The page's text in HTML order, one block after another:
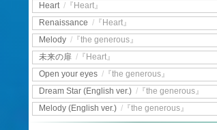
Heart / 『Heart』
Renaissance / 『Heart』
Melody / 『the generous』
未来の扉 / 『Heart』
Open your eyes / 『the generous』
Dream Star (English ver.) / 『the generous』
Melody (English ver.) / 『the generous』